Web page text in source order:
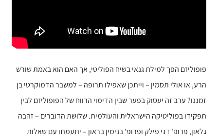
פופוליזם הפך למילת גנאי בשיח הפוליטי, אך האם הוא באמת שורש
הרע, או אולי תסמין – וייתכן שאפילו תרופה – למשבר הדמוקרטי בן
זמננו? ערב זה יעסוק בפער שבין הדימוי הרווח של הפופוליזם לבין
תפקידו בפוליטיקה הישראלית והעולמית. שלושת הדוברים – זהבה
גלאון, פרופ' דני פילק ופרופ' בנימין בראון – יתעמתו עם שאלות